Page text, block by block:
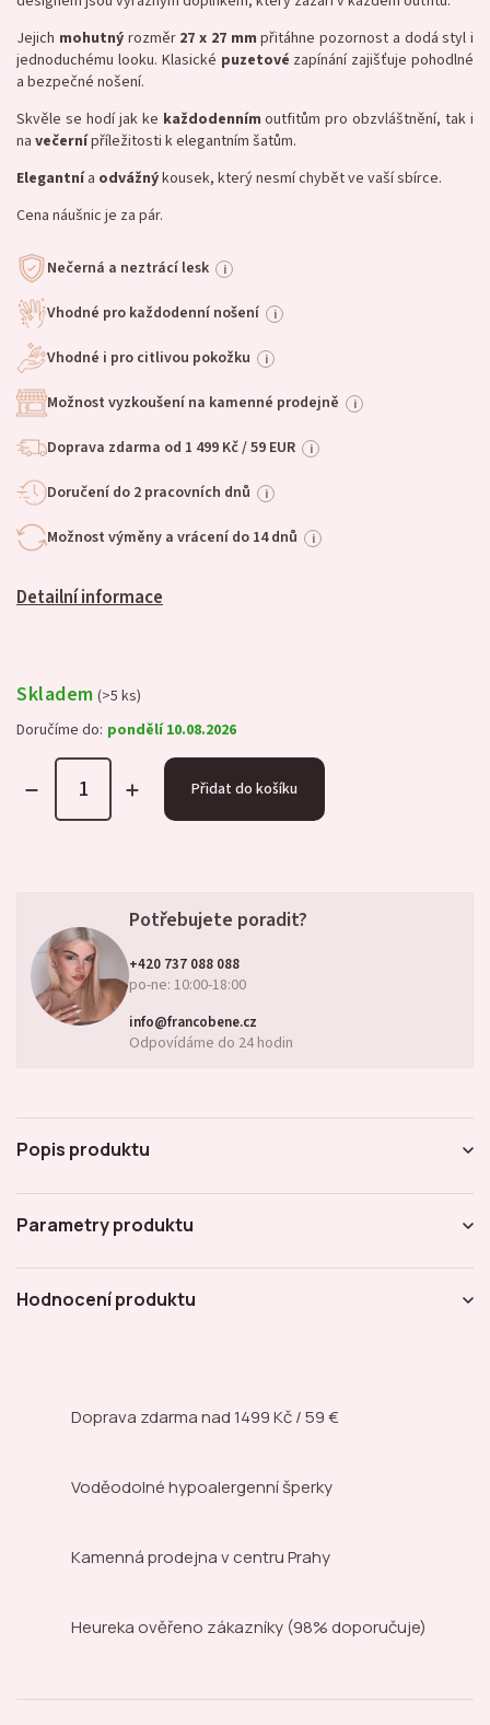
Jejich mohutnýrozměr 27 x 27 mm přitáhne pozornost a dodá styl i
jednoduchému looku. Klasické puzetové zapínání zajišťuje pohodlné
a bezpečné nošení.
Skvěle se hodí jak ke každodenním outfitům pro obzvláštnění, tak i
na večernípříležitosti k elegantním šatům.
Elegantnía odvážnýkousek, který nesmí chybět ve vaší sbírce.
Cena náušnic je za pár.
Nečerná a neztrácí lesk i
Vhodné pro každodenní nošení i
Vhodné i pro citlivou pokožku i
Možnost vyzkoušení na kamenné prodejně i
Doprava zdarma od 1 499 Kč / 59 EUR i
Doručení do 2 pracovních dnů i
Možnost výměny a vrácení do 14 dnů i
Detailní informace
Skladem (>5 ks)
Doručíme do: pondělí 10.08.2026
Přidat do košíku
Potřebujete poradit?
+420 737 088 088
po-ne: 10:00-18:00
info@francobene.cz
Odpovídáme do 24 hodin
Popis produktu
Parametry produktu
Hodnocení produktu
Doprava zdarma nad1499 Kč / 59 €
Voděodolné hypoalergenní šperky
Kamenná prodejnav centru Prahy
Heureka ověřeno zákazníky (98% doporučuje)